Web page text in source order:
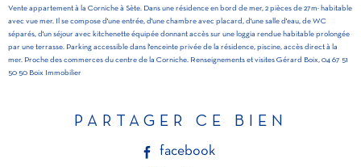
Vente appartement à la Corniche à Sète. Dans une résidence en bord de mer, 2 pièces de 27m² habitable
avec vue mer. Il se compose d'une entrée, d'une chambre avec placard, d'une salle d'eau, de WC
séparés, d'un séjour avec kitchenette équipée donnant accès sur une loggia rendue habitable prolongée
par une terrasse. Parking accessible dans l'enceinte privée de la résidence, piscine, accès direct à la
mer. Proche des commerces du centre de la Corniche. Renseignements et visites Gérard Boix, 04 67 51
50 50 Boix Immobilier
PARTAGER CE BIEN
facebook